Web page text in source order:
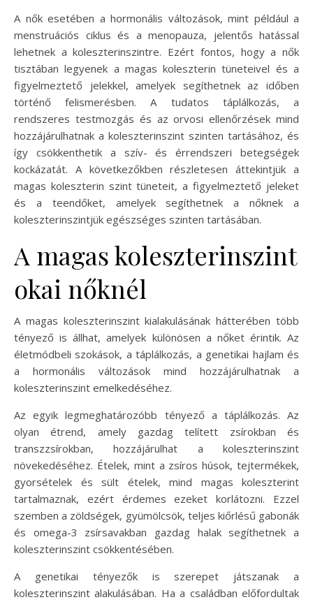
A nők esetében a hormonális változások, mint például a
menstruációs ciklus és a menopauza, jelentős hatással
lehetnek a koleszterinszintre. Ezért fontos, hogy a nők
tisztában legyenek a magas koleszterin tüneteivel és a
figyelmeztető jelekkel, amelyek segíthetnek az időben
történő felismerésben. A tudatos táplálkozás, a
rendszeres testmozgás és az orvosi ellenőrzések mind
hozzájárulhatnak a koleszterinszint szinten tartásához, és
így csökkenthetik a szív- és érrendszeri betegségek
kockázatát. A következőkben részletesen áttekintjük a
magas koleszterin szint tüneteit, a figyelmeztető jeleket
és a teendőket, amelyek segíthetnek a nőknek a
koleszterinszintjük egészséges szinten tartásában.
A magas koleszterinszint
okai nőknél
A magas koleszterinszint kialakulásának hátterében több
tényező is állhat, amelyek különösen a nőket érintik. Az
életmódbeli szokások, a táplálkozás, a genetikai hajlam és
a hormonális változások mind hozzájárulhatnak a
koleszterinszint emelkedéséhez.
Az egyik legmeghatározóbb tényező a táplálkozás. Az
olyan étrend, amely gazdag telített zsírokban és
transzzsírokban, hozzájárulhat a koleszterinszint
növekedéséhez. Ételek, mint a zsíros húsok, tejtermékek,
gyorsételek és sült ételek, mind magas koleszterint
tartalmaznak, ezért érdemes ezeket korlátozni. Ezzel
szemben a zöldségek, gyümölcsök, teljes kiőrlésű gabonák
és omega-3 zsírsavakban gazdag halak segíthetnek a
koleszterinszint csökkentésében.
A genetikai tényezők is szerepet játszanak a
koleszterinszint alakulásában. Ha a családban előfordultak